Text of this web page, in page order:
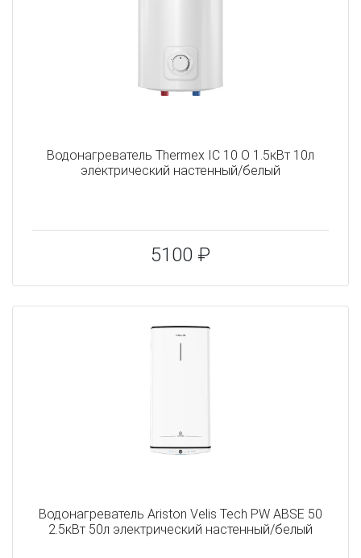
Водонагреватель Thermex IC 10 O 1.5кВт 10л
электрический настенный/белый
5100 ₽
Водонагреватель Ariston Velis Tech PW ABSE 50
2.5кВт 50л электрический настенный/белый